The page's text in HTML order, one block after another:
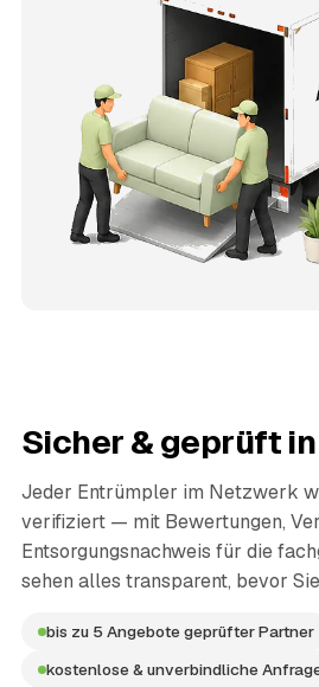
Sicher & geprüft in
Jeder Entrümpler im Netzwerk
verifiziert — mit Bewertungen,
Entsorgungsnachweis für die
sehen alles transparent, bevor
bis zu 5 Angebote geprüfter Partner
kostenlose & unverbindliche